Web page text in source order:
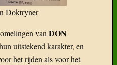
Doktryner
van DON
uitstekend karakter, en
het rijden als voor het